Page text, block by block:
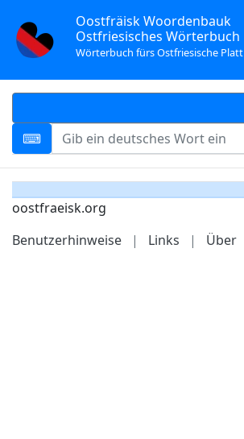
Oostfräisk Woordenbauk
Ostfriesisches Wörterbuch
Wörterbuch fürs Ostfriesische Platt
oostfraeisk.org
Benutzerhinweise
| Links | Über